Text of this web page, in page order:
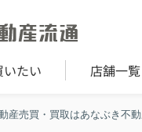
いたい 店舗一覧
産売買・買取はあなぶき不